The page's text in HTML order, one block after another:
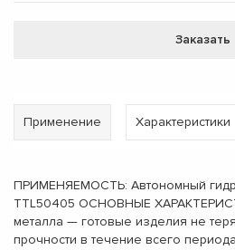
Заказать
Применение Характеристики
ПРИМЕНЯЕМОСТЬ: Автономный
TTL50405 ОСНОВНЫЕ
металла — готовые изделия не
прочности в течение всего